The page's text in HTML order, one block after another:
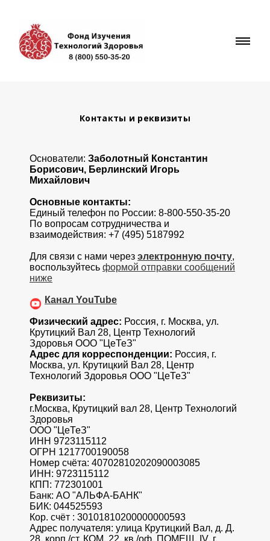
Контакты и реквизиты
Основатели: Заболотный Константин
Борисович, Берлинский Игорь
Михайлович
Основные контакты:
Единый телефон по России: 8-800-550-35-20
По вопросам сотрудничества и
взаимодействия: +7 (495) 5187992
Для связи с нами через электронную почту,
воспользуйтесь формой отправки сообщений
ниже
Канал YouTube
Физический адрес: Россия, г. Москва, ул.
Крутицкий Вал 28, Центр Технологий
Здоровья ООО "ЦеТеЗ"
Адрес для корреспонденции: Россия, г.
Москва, ул. Крутицкий Вал 28, Центр
Технологий Здоровья ООО "ЦеТеЗ"
Реквизиты:
г.Москва, Крутицкий вал 28, Центр Технологий
Здоровья
ООО "ЦеТеЗ"
ИНН 9723115112
ОГРН 1217700190058
Номер счёта: 40702810202090003085
ИНН: 9723115112
КПП: 772301001
Банк: АО "АЛЬФА-БАНК"
БИК: 044525593
Кор. счёт : 30101810200000000593
Адрес получателя: улица Крутицкий Вал, д. Д.